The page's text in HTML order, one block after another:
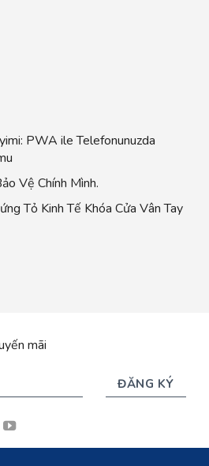
PWA ile Telefonunuzda
Vệ Chính Mình.
Tỏ Kinh Tế Khóa Cửa Vân Tay
mãi